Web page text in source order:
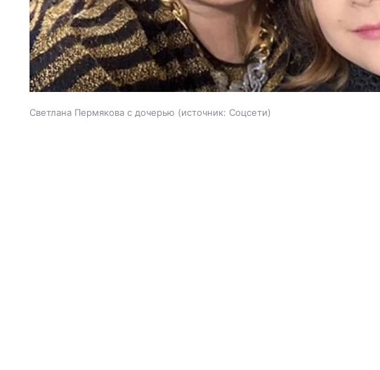
Светлана Пермякова с дочерью источник: Соцсети